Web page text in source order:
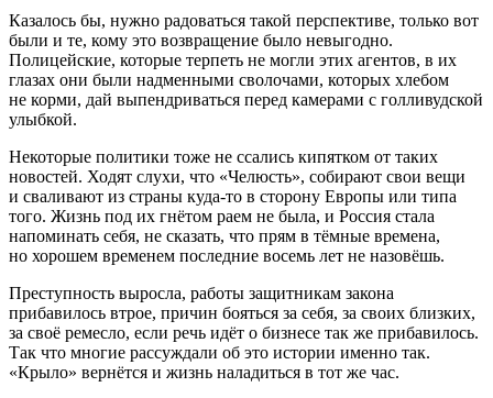
Казалось бы, нужно радоваться такой перспективе, только вот
были и те, кому это возвращение было невыгодно.
Полицейские, которые терпеть не могли этих агентов, в их
глазах они были надменными сволочами, которых хлебом
не корми, дай выпендриваться перед камерами с голливудской
улыбкой.
Некоторые политики тоже не ссались кипятком от таких
новостей. Ходят слухи, что «Челюсть», собирают свои вещи
и сваливают из страны куда-то в сторону Европы или типа
того. Жизнь под их гнётом раем не была, и Россия стала
напоминать себя, не сказать, что прям в тёмные времена,
но хорошем временем последние восемь лет не назовёшь.
Преступность выросла, работы защитникам закона
прибавилось втрое, причин бояться за себя, за своих близких,
за своё ремесло, если речь идёт о бизнесе так же прибавилось.
Так что многие рассуждали об это истории именно так.
«Крыло» вернётся и жизнь наладиться в тот же час.